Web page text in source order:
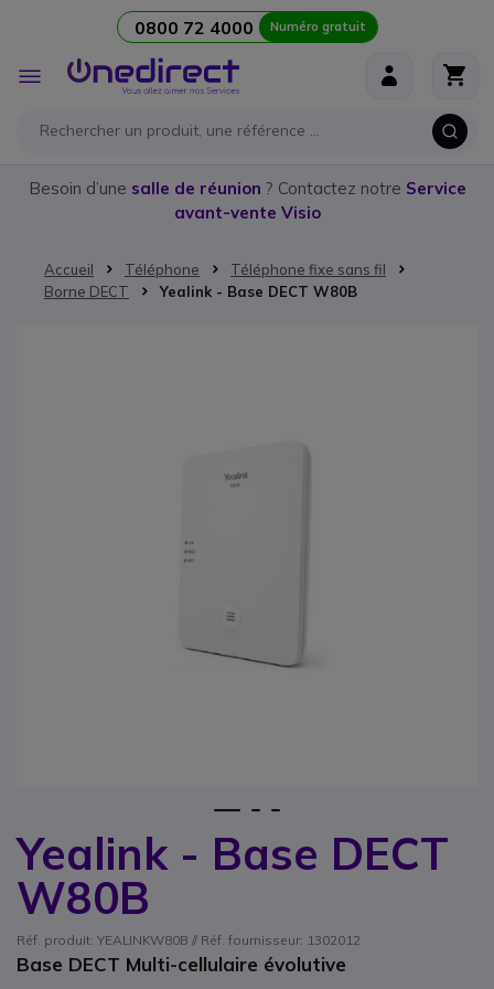
0800 72 4000 Numéro gratuit
Affichage
navigation
Besoin d’une salle de réunion ? Contactez notre Service
avant-vente Visio
Accueil Téléphone
Téléphone fixe sans fil
Borne DECT
Yealink - Base DECT W80B
Yealink - Base DECT
W80B
Réf. produit: YEALINKW80B // Réf. fournisseur: 1302012
Base DECT Multi-cellulaire évolutive
Passer au début de la Galerie d’images